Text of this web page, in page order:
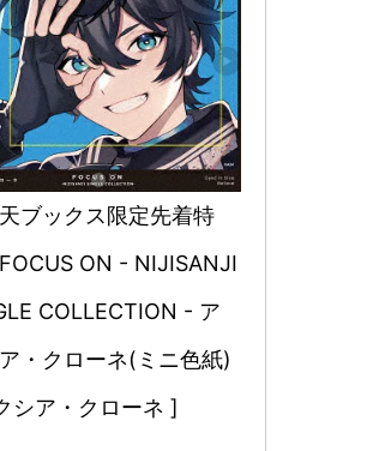
天ブックス限定先着特
ON - NIJISANJI
COLLECTION - ア
・クローネ(ミニ色紙)
シア・クローネ ]